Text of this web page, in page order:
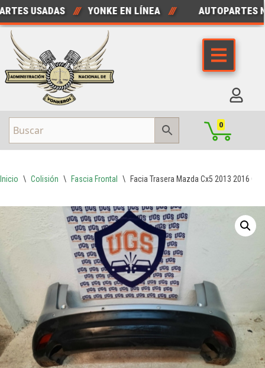
Saltar
al
contenido
USADAS /// YONKE EN LÍNEA /// AUTOPARTES
0
Inicio \ Colisión \ Fascia Frontal \ Facia Trasera Mazda Cx5 2013 2016